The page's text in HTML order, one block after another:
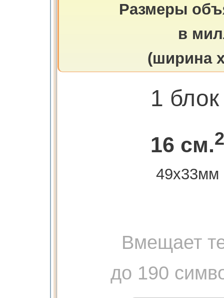
Размеры
в
(ширина
1 блок
16 см.2
49х33мм
Вмещает
до 190